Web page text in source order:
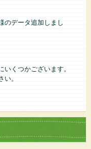
のデータ追加しまし
くつかございます。
い。